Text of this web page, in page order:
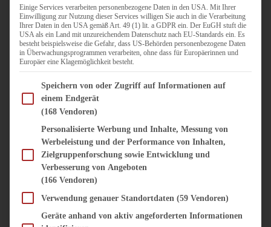
HERZHAFTES BACKEN
ONE-POT-GERICHTE
PASTA & NUDELGERICHTE
PIZZA, TARTES & QUICHES
REIS & RISOTTO
SALATE & SNACKS
SUPPENKASPEREIEN
VORSPEISEN
SÜSS & HERZHAFT
BROTAUFSTRICH
DIPS, SAUCEN, CHUTNEYS
KÜCHENGESCHENKE
Einige Services verarbeiten personenbezogene Daten in den USA. Mit Ihrer
Einwilligung zur Nutzung dieser Services willigen Sie auch in die Verarbeitung
Ihrer Daten in den USA gemäß Art. 49 (1) lit. a GDPR ein. Der EuGH stuft die
USA als ein Land mit unzureichendem Datenschutz nach EU-Standards ein. Es
besteht beispielsweise die Gefahr, dass US-Behörden personenbezogene Daten
in Überwachungsprogrammen verarbeiten, ohne dass für Europäerinnen und
Europäer eine Klagemöglichkeit besteht.
Im Folgenden finden Sie eine Liste der Zwecke des IAB Transparency and Consent
Speichern von oder Zugriff auf Informationen auf
einem Endgerät
(168 Vendoren)
Personalisierte Werbung und Inhalte, Messung von
Werbeleistung und der Performance von Inhalten,
Zielgruppenforschung sowie Entwicklung und
Verbesserung von Angeboten
(166 Vendoren)
Verwendung genauer Standortdaten (59 Vendoren)
Geräte anhand von aktiv angeforderten Informationen